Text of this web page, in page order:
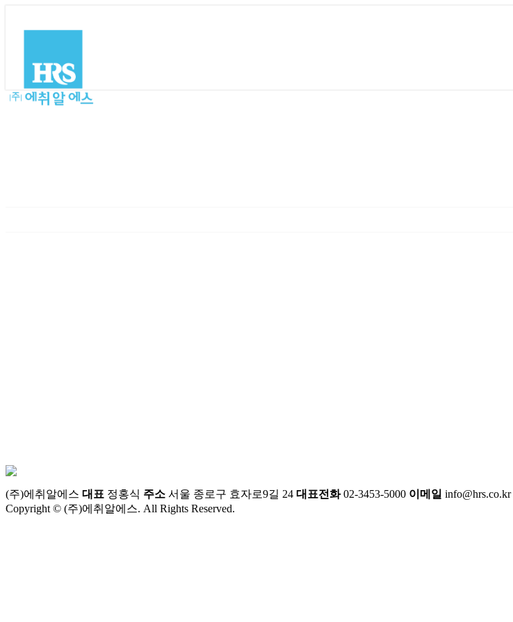
(주)에취알에스 대표 정홍식 주소 서울 종로구 효자로9길 24 대표전화02-3453-5000 이메일 info@hrs.co.kr
Copyright © (주)에취알에스. All Rights Reserved.